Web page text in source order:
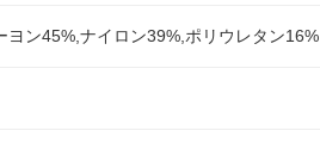
ヨン45%,ナイロン39%,ポリウレタン16%